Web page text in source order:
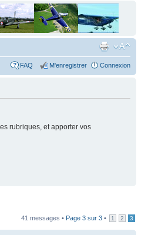
FAQ M'enregistrer Connexion
rubriques, et apporter vos
41 messages • Page 3 sur 3 • 1 2 3